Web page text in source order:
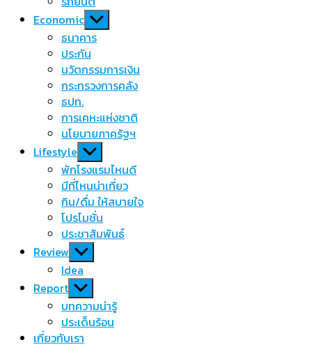
Economic Show
sub
menu
ธนาคาร
ประกัน
นวัตกรรมการเงิน
กระทรวงการคลัง
ธปท.
การเคหะแห่งชาติ
นโยบายภาครัฐฯ
Lifestyle Show
sub
menu
พักโรงแรมไหนดี
มีที่ไหนน่าเที่ยว
กิน/ดื่ม ให้สบายใจ
โปรโมชั่น
ประชาสัมพันธ์
Review Show
sub
menu
Idea
Report Show
sub
menu
บทความน่ารู้
ประเด็นร้อน
เกี่ยวกับเรา